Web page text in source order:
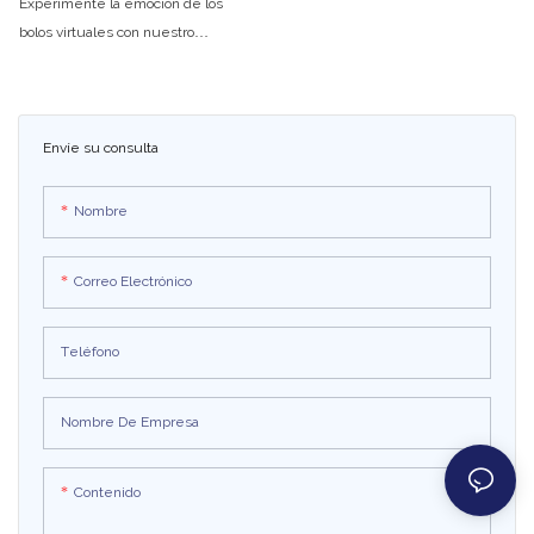
Envíe su consulta
Nombre
Correo Electrónico
Teléfono
Nombre De Empresa
Contenido
Experimente la emoción de los
bolos virtuales con nuestro
interiores, reúne a tus amigos y
desafíate a un juego de bolos
entorno virtual realista.